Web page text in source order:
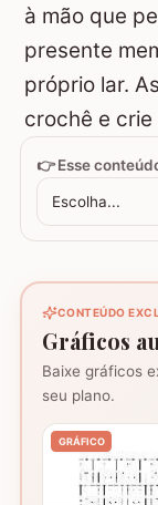
à mão que
presente
próprio lar.
crochê e crie
👉 Esse
Escolha...
CONTEÚDO
Gráficos
Baixe gráficos
seu plano.
GRÁFICO